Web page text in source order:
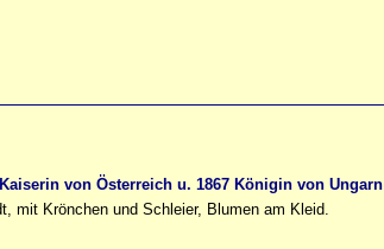
von Österreich u. 1867 Königin von Ungarn
mit Krönchen und Schleier, Blumen am Kleid.